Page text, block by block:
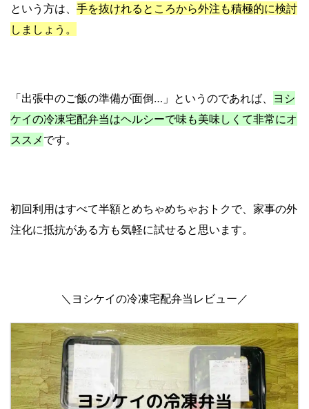
という方は、 手を抜けれるところから外注も積極的に検討
しましょう。
「出張中のご飯の準備が面倒…」というのであれば、 ヨシ
ケイの冷凍宅配弁当はヘルシーで味も美味しくて非常にオ
ススメ です。
初回利用はすべて半額とめちゃめちゃおトクで、家事の外
注化に抵抗がある方も気軽に試せると思います。
＼ヨシケイの冷凍宅配弁当レビュー／